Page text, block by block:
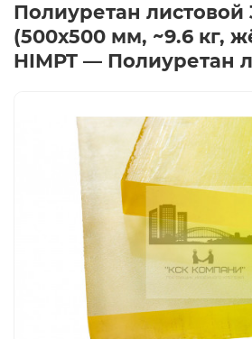
Полиуретан листовой
(500х500 мм, ~9.6 кг,
HIMPT — Полиуретан